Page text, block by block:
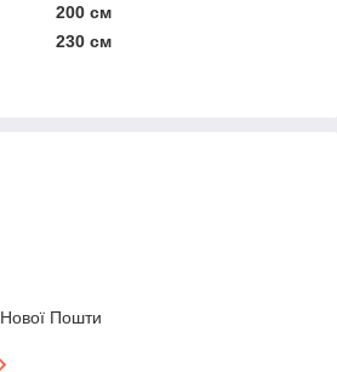
200 см
230 см
Пошти